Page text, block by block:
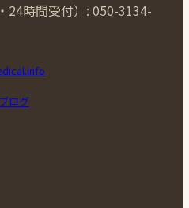
24時間受付）: 050-3134-
ログ